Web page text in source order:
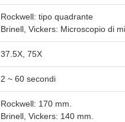
Rockwell: tipo quadrante
Brinell, Vickers: Microscopio di
37.5X, 75X
2 ~ 60 secondi
Rockwell: 170 mm.
Brinell, Vickers: 140 mm.